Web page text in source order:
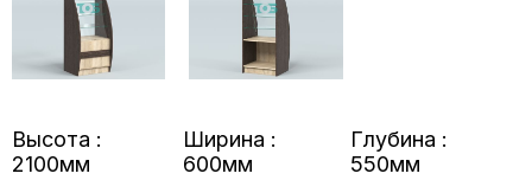
Высота :
2100мм
Ширина :
600мм
Глубина :
550мм